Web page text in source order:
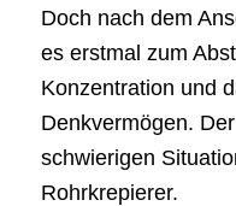
Doch nach dem
es erstmal zum
Konzentration und
Denkvermögen.
schwierigen
Rohrkrepierer.